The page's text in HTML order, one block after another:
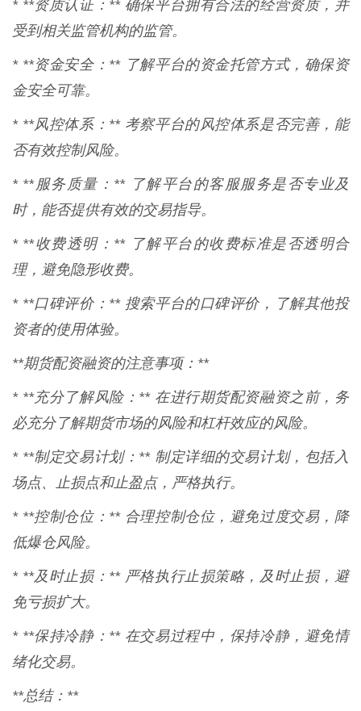
* **资质认证：** 确保平台拥有合法的经营资质，并
受到相关监管机构的监管。
* **资金安全：** 了解平台的资金托管方式，确保资
金安全可靠。
* **风控体系：** 考察平台的风控体系是否完善，能
否有效控制风险。
* **服务质量：** 了解平台的客服服务是否专业及
时，能否提供有效的交易指导。
* **收费透明：** 了解平台的收费标准是否透明合
理，避免隐形收费。
* **口碑评价：** 搜索平台的口碑评价，了解其他投
资者的使用体验。
**期货配资融资的注意事项：**
* **充分了解风险：** 在进行期货配资融资之前，务
必充分了解期货市场的风险和杠杆效应的风险。
* **制定交易计划：** 制定详细的交易计划，包括入
场点、止损点和止盈点，严格执行。
* **控制仓位：** 合理控制仓位，避免过度交易，降
低爆仓风险。
* **及时止损：** 严格执行止损策略，及时止损，避
免亏损扩大。
* **保持冷静：** 在交易过程中，保持冷静，避免情
绪化交易。
**总结：**